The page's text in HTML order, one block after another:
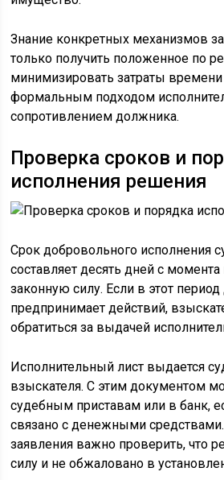
Знание конкретных механизмов
только получить положенное по
минимизировать затраты времени
формальным подходом
сопротивлением должника.
Проверка сроков и
исполнения решения
Срок добровольного исполнения
составляет десять дней с момента
законную силу. Если в этот
предпринимает действий,
обратиться за выдачей
Исполнительный лист выдается
взыскателя. С этим документом
судебным приставам или в банк,
связано с денежными
заявления важно проверить, что
силу и не обжаловано в